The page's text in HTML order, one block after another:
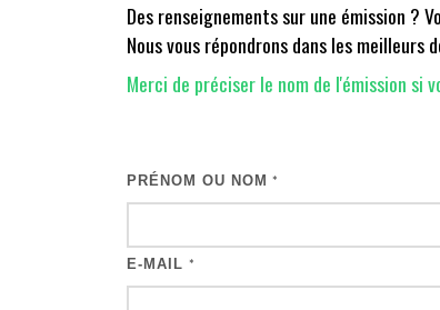
Des renseignements sur une émission ?
Nous vous répondrons dans les meilleurs
Merci de préciser le nom de l'émission
PRÉNOM OU NOM *
E-MAIL *